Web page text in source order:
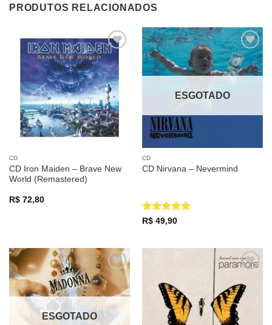
PRODUTOS RELACIONADOS
Adicionar
a lista de
desejos
CD
CD Iron Maiden – Brave New
World (Remastered)
R$72,80
Adicionar
a lista de
desejos
ESGOTADO
CD
CD Nirvana – Nevermind
Avaliação
R$49,90
Adicionar
a lista de
desejos
ESGOTADO
a lista de
desejos